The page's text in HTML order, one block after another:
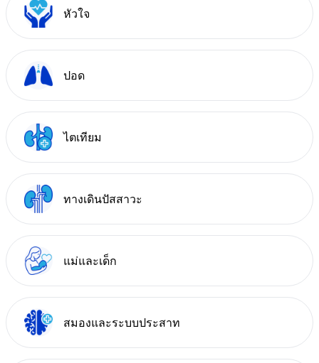
หัวใจ
ปอด
ไตเทียม
ทางเดินปัสสาวะ
แม่และเด็ก
สมองและระบบประสาท